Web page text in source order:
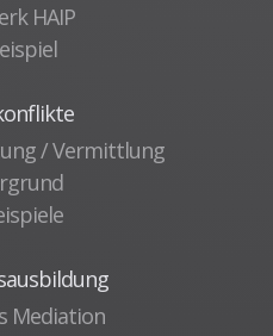
HAIP
/ Vermittlung
Mediation